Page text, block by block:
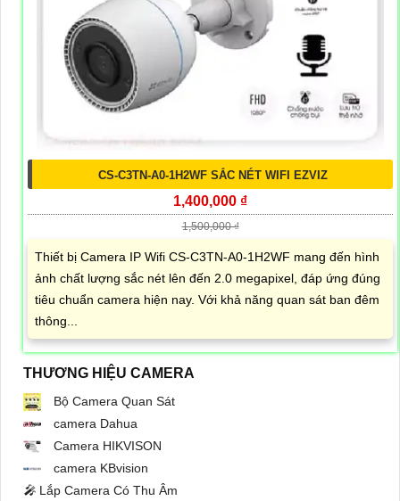
CS-C3TN-A0-1H2WF SẮC NÉT WIFI EZVIZ
1,400,000 ₫
1,500,000 ₫
Thiết bị Camera IP Wifi CS-C3TN-A0-1H2WF mang đến hình
ảnh chất lượng sắc nét lên đến 2.0 megapixel, đáp ứng đúng
tiêu chuẩn camera hiện nay. Với khả năng quan sát ban đêm
thông...
THƯƠNG HIỆU CAMERA
Bộ Camera Quan Sát
camera Dahua
Camera HIKVISON
camera KBvision
️🎤️ Lắp Camera Có Thu Âm